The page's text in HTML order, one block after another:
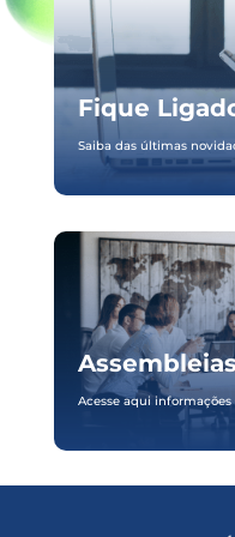
Fique
Saiba das últimas
Acesse aqui informações